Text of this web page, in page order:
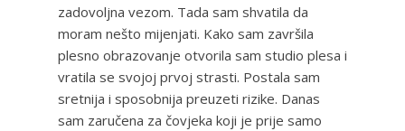
zadovoljna vezom. Tada sam shvatila da
moram nešto mijenjati. Kako sam završila
plesno obrazovanje otvorila sam studio plesa i
vratila se svojoj prvoj strasti. Postala sam
sretnija i sposobnija preuzeti rizike. Danas
sam zaručena za čovjeka koji je prije samo